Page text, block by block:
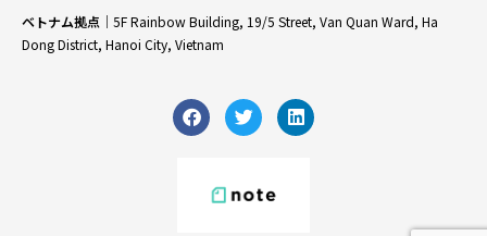
ベトナム拠点 ｜5F Rainbow Building, 19/5 Street, Van Quan Ward, Ha
Dong District, Hanoi City, Vietnam